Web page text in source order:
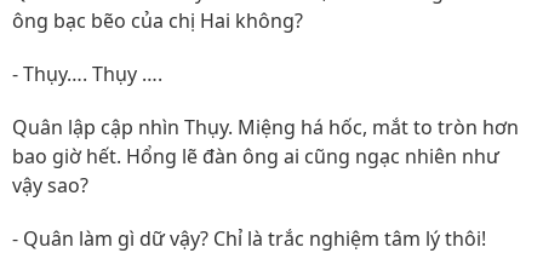
ông bạc bẽo của chị Hai không?
- Thụy…. Thụy ….
Quân lập cập nhìn Thụy. Miệng há hốc, mắt to tròn hơn
bao giờ hết. Hổng lẽ đàn ông ai cũng ngạc nhiên như
vậy sao?
- Quân làm gì dữ vậy? Chỉ là trắc nghiệm tâm lý thôi!